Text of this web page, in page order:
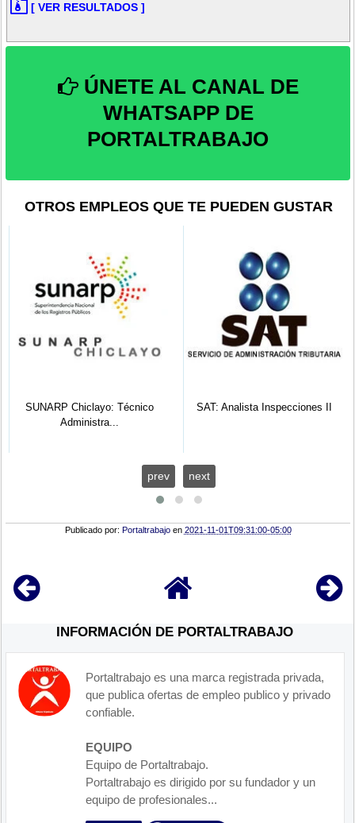
[ VER RESULTADOS ]
ÚNETE AL CANAL DE
WHATSAPP DE
PORTALTRABAJO
OTROS EMPLEOS QUE TE PUEDEN GUSTAR
SUNARP Chiclayo: Técnico
Administra...
SAT: Analista Inspecciones II
prev next
Publicado por: Portaltrabajo en 2021-11-01T09:31:00-05:00
INFORMACIÓN DE PORTALTRABAJO
Portaltrabajo es una marca registrada privada,
que publica ofertas de empleo publico y privado
confiable.
EQUIPO
Equipo de Portaltrabajo.
Portaltrabajo es dirigido por su fundador y un
equipo de profesionales...